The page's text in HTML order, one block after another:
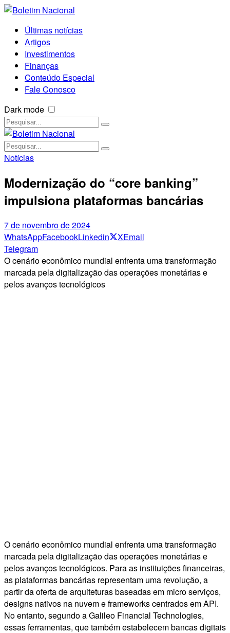
Últimas notícias
Artigos
Investimentos
Finanças
Conteúdo Especial
Fale Conosco
Dark mode
Notícias
Modernização do “core banking”
impulsiona plataformas bancárias
7 de novembro de 2024
WhatsAppFacebookLinkedin XEmail
Telegram
O cenário econômico mundial enfrenta uma transformação
marcada pela digitalização das operações monetárias e
pelos avanços tecnológicos
O cenário econômico mundial enfrenta uma transformação
marcada pela digitalização das operações monetárias e
pelos avanços tecnológicos. Para as instituições financeiras,
as plataformas bancárias representam uma revolução, a
partir da oferta de arquiteturas baseadas em micro serviços,
designs nativos na nuvem e frameworks centrados em API.
No entanto, segundo a Galileo Financial Technologies,
essas ferramentas, que também estabelecem bancas digitais